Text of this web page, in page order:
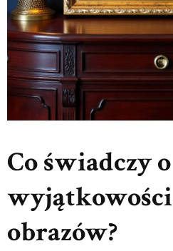
Co świadczy o
wyjątkowości
obrazów?